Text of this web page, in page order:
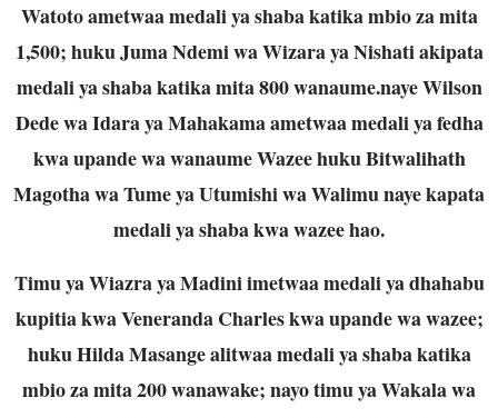
Watoto ametwaa medali ya shaba katika mbio za mita
1,500; huku Juma Ndemi wa Wizara ya Nishati akipata
medali ya shaba katika mita 800 wanaume.naye Wilson
Dede wa Idara ya Mahakama ametwaa medali ya fedha
kwa upande wa wanaume Wazee huku Bitwalihath
Magotha wa Tume ya Utumishi wa Walimu naye kapata
medali ya shaba kwa wazee hao.
Timu ya Wiazra ya Madini imetwaa medali ya dhahabu
kupitia kwa Veneranda Charles kwa upande wa wazee;
huku Hilda Masange alitwaa medali ya shaba katika
mbio za mita 200 wanawake; nayo timu ya Wakala wa